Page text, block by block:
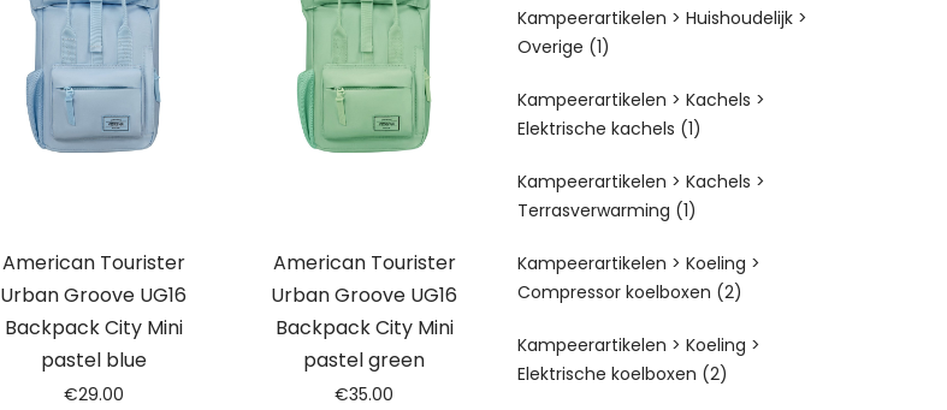
American Tourister
Urban Groove UG16
Backpack City Mini
pastel blue
€29.00
American Tourister
Urban Groove UG16
Backpack City Mini
pastel green
€35.00
Kampeerartikelen > Huishoudelijk >
Overige (1)
Kampeerartikelen > Kachels >
Elektrische kachels (1)
Kampeerartikelen > Kachels >
Terrasverwarming (1)
Kampeerartikelen > Koeling >
Compressor koelboxen (2)
Kampeerartikelen > Koeling >
Elektrische koelboxen (2)